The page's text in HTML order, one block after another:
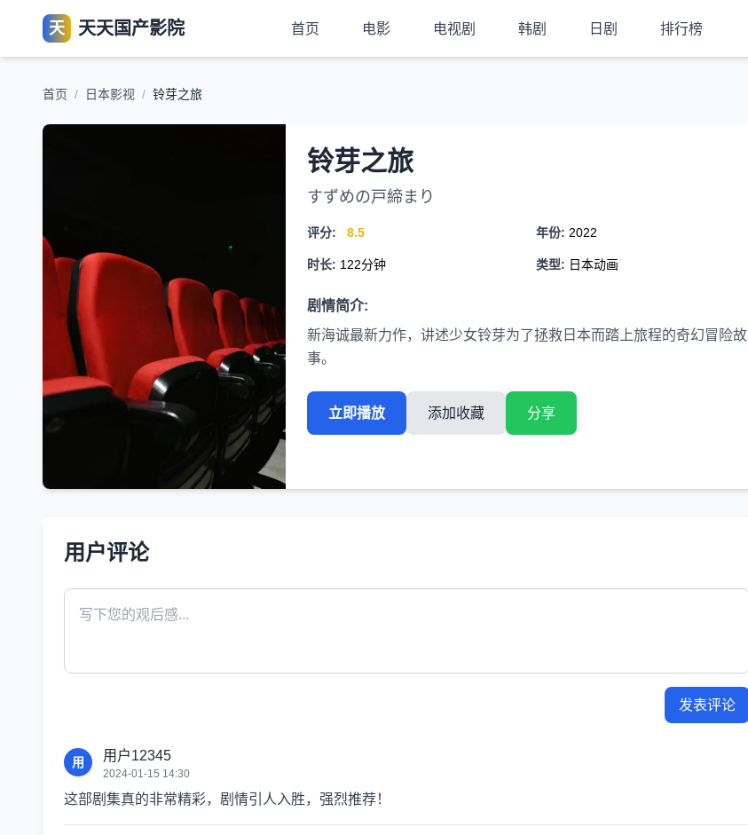
天 天天国产影院 首页 电影 电视剧 韩剧 日剧 排行榜
首页 / 日本影视 / 铃芽之旅
铃芽之旅
すずめの戸締まり
评分: 8.5 年份: 2022
时长: 122分钟 类型: 日本动画
剧情简介:
新海诚最新力作，讲述少女铃芽为了拯救日本而踏上旅程的奇幻冒险故
事。
立即播放 添加收藏 分享
用户评论
发表评论
用 用户12345
2024-01-15 14:30
这部剧集真的非常精彩，剧情引人入胜，强烈推荐！